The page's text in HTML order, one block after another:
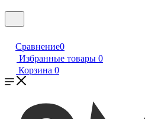
Сравнение0
Избранные товары 0
Корзина 0